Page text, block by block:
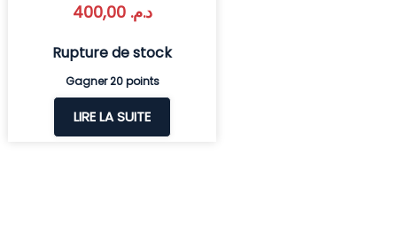
د.م. 400,00
Rupture de stock
Gagner 20 points
LIRE LA SUITE